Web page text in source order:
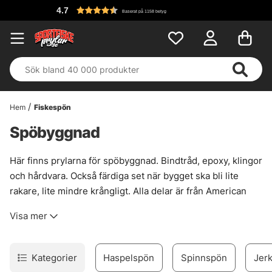
4.7 Baserat på 1158 betyg
Hem Fiskespön
Spöbyggnad
Här finns prylarna för spöbyggnad. Bindtråd, epoxy, klingor
och hårdvara. Också färdiga set när bygget ska bli lite
rakare, lite mindre krångligt. Alla delar är från American
krusidull.
beroendeframkallande syssla för många fiskare. Det är lätt
att förstå varför. Passformen blir personlig, känslan i
Visa mer
Kategorier Haspelspön Spinnspön